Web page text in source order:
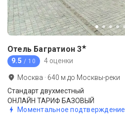
Отель Багратион 3★
9.5 / 10 4 оценки
Москва · 640 м до Москвы-реки
Стандарт двухместный
ОНЛАЙН ТАРИФ БАЗОВЫЙ
Моментальное подтверждение